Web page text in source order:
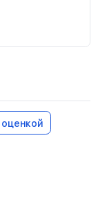
оценкой